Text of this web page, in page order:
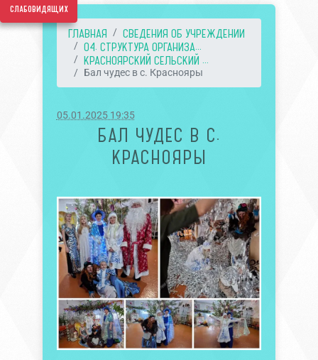
слабовидящих
ГЛАВНАЯ
СВЕДЕНИЯ ОБ УЧРЕЖДЕНИИ
04. СТРУКТУРА ОРГАНИЗА...
КРАСНОЯРСКИЙ СЕЛЬСКИЙ ...
Бал чудес в с. Краснояры
05.01.2025 19:35
БАЛ ЧУДЕС В С.
КРАСНОЯРЫ